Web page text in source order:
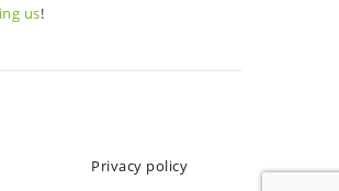
us!
Privacy policy